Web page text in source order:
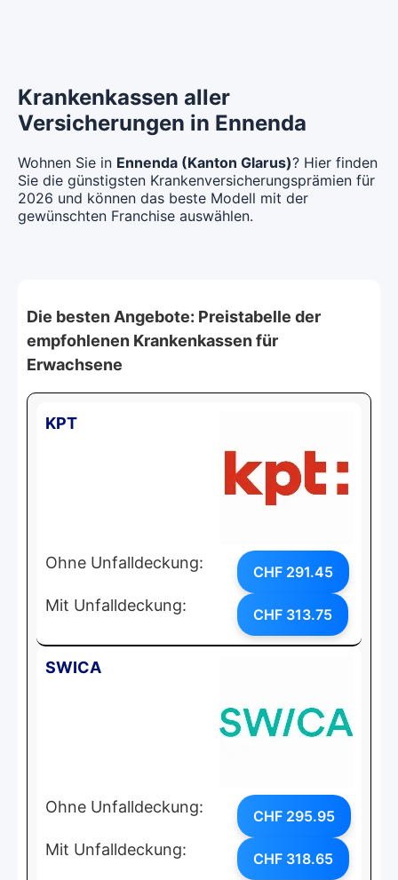
Krankenkassen aller
Versicherungen in Ennenda
Wohnen Sie in Ennenda (Kanton Glarus)? Hier finden
Sie die günstigsten Krankenversicherungsprämien für
2026 und können das beste Modell mit der
gewünschten Franchise auswählen.
Die besten Angebote: Preistabelle der
empfohlenen Krankenkassen für
Erwachsene
KPT
Ohne Unfalldeckung: CHF 291.45
Mit Unfalldeckung: CHF 313.75
SWICA
Ohne Unfalldeckung: CHF 295.95
Mit Unfalldeckung: CHF 318.65